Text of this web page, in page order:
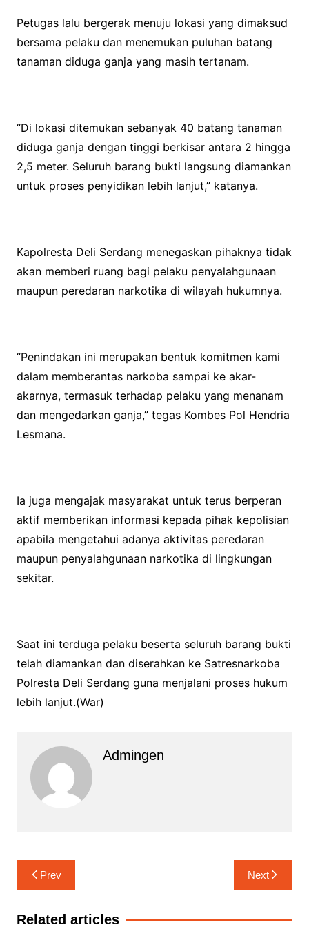
Petugas lalu bergerak menuju lokasi yang dimaksud
bersama pelaku dan menemukan puluhan batang
tanaman diduga ganja yang masih tertanam.
“Di lokasi ditemukan sebanyak 40 batang tanaman
diduga ganja dengan tinggi berkisar antara 2 hingga
2,5 meter. Seluruh barang bukti langsung diamankan
untuk proses penyidikan lebih lanjut,” katanya.
Kapolresta Deli Serdang menegaskan pihaknya tidak
akan memberi ruang bagi pelaku penyalahgunaan
maupun peredaran narkotika di wilayah hukumnya.
“Penindakan ini merupakan bentuk komitmen kami
dalam memberantas narkoba sampai ke akar-
akarnya, termasuk terhadap pelaku yang menanam
dan mengedarkan ganja,” tegas Kombes Pol Hendria
Lesmana.
Ia juga mengajak masyarakat untuk terus berperan
aktif memberikan informasi kepada pihak kepolisian
apabila mengetahui adanya aktivitas peredaran
maupun penyalahgunaan narkotika di lingkungan
sekitar.
Saat ini terduga pelaku beserta seluruh barang bukti
telah diamankan dan diserahkan ke Satresnarkoba
Polresta Deli Serdang guna menjalani proses hukum
lebih lanjut.(War)
Admingen
Navigasi
pos
Prev Next
Related articles